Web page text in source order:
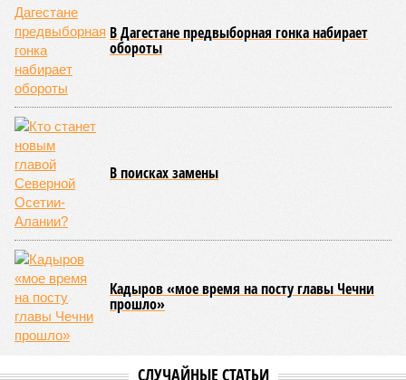
В Дагестане предвыборная гонка набирает
обороты
В поисках замены
Кадыров «мое время на посту главы Чечни
прошло»
СЛУЧАЙНЫЕ СТАТЬИ